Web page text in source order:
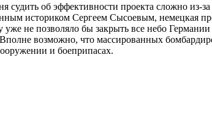
судить об эффективности проекта сложно из-
историком Сергеем Сысоевым, немецкая
уже не позволяло бы закрыть все небо
Вполне возможно, что массированных
и боеприпасах.